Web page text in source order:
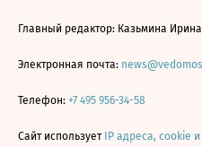
Главный редактор: Казьмина
Электронная почта:
Телефон: +7 495 956-34-58
Сайт использует IP адреса, cookie